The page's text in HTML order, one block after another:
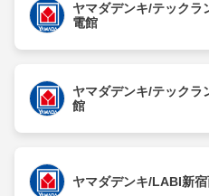
ヤマダデンキ/テックラ
電館
ヤマダデンキ/テックラ
館
ヤマダデンキ/LABI新